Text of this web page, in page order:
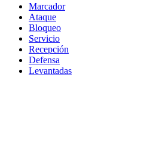
Marcador
Ataque
Bloqueo
Servicio
Recepción
Defensa
Levantadas